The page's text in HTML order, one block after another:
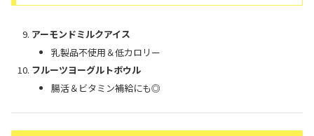
アーモンドミルクアイス
乳製品不使用＆低カロリー
フルーツヨーグルトボウル
腸活＆ビタミン補給にも◎